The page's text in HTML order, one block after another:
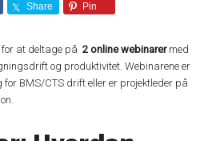
Share Pin
for at deltage på2 online webinarer med
og produktivitet. Webinarene er
BMS/CTS drift eller er projektleder på